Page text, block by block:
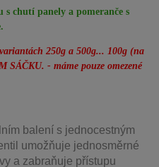
s chutí panely a pomeranče s
250g a 500g... 100g (na
SÁČKU. - máme pouze omezené
balení s jednocestným
umožňuje jednosměrné
a zabraňuje přístupu